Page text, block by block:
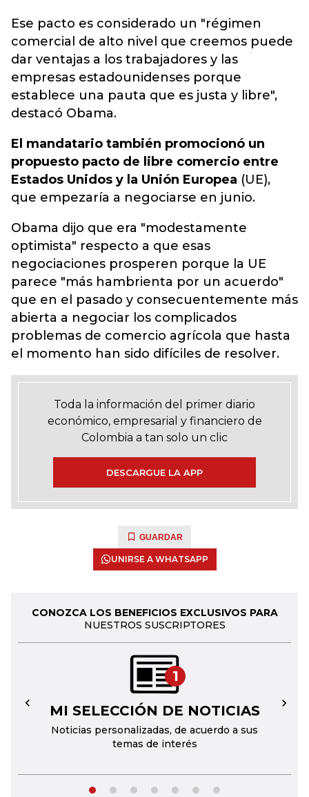
Ese pacto es considerado un "régimen
comercial de alto nivel que creemos puede
dar ventajas a los trabajadores y las
empresas estadounidenses porque
establece una pauta que es justa y libre",
destacó Obama.
El mandatario también promocionó un
propuesto pacto de libre comercio entre
Estados Unidos y la Unión Europea (UE),
que empezaría a negociarse en junio.
Obama dijo que era "modestamente
optimista" respecto a que esas
negociaciones prosperen porque la UE
parece "más hambrienta por un acuerdo"
que en el pasado y consecuentemente más
abierta a negociar los complicados
problemas de comercio agrícola que hasta
el momento han sido difíciles de resolver.
Toda la información del primer diario
económico, empresarial y financiero de
Colombia a tan solo un clic
DESCARGUE LA APP
GUARDAR
UNIRSE A WHATSAPP
CONOZCA LOS BENEFICIOS EXCLUSIVOS PARA
NUESTROS SUSCRIPTORES
1
MI SELECCIÓN DE NOTICIAS
Noticias personalizadas, de acuerdo a sus
temas de interés
← →